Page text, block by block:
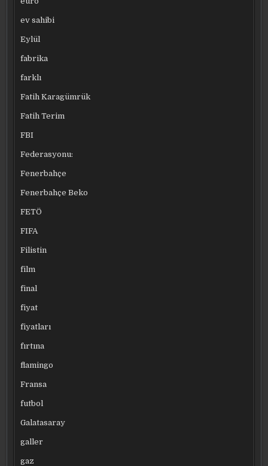
ev sahibi
Eylül
fabrika
farklı
Fatih Karagümrük
Fatih Terim
FBI
Federasyonu:
Fenerbahçe
Fenerbahçe Beko
FETÖ
FIFA
Filistin
film
final
fiyat
fiyatları
fırtına
flamingo
Fransa
futbol
Galatasaray
galler
gaz